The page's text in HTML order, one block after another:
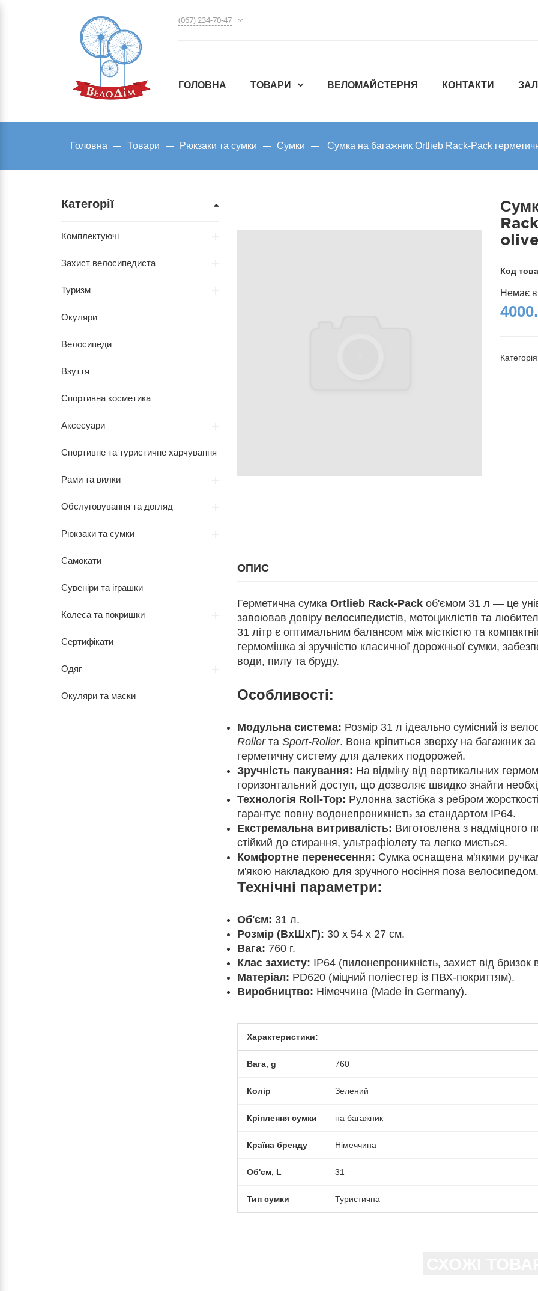
(067) 234-70-47
ГОЛОВНА ТОВАРИ ВЕЛОМАЙСТЕРНЯ КОНТАКТИ
Головна Товари Рюкзаки та сумки Сумки Сумка на багажник Ortlieb Rack-Pack
Код
Немає в
ОПИС
Герметична сумка Ortlieb Rack-Packоб'ємом 31 л — це
завоював довіру велосипедистів, мотоциклістів та
31 літр є оптимальним балансом між місткістю та
гермомішка зі зручністю класичної дорожньої сумки,
води, пилу та бруду.
Особливості:
Модульна система: Розмір 31 л ідеально сумісний із
Rollerта Sport-Roller. Вона кріпиться зверху на багажник
герметичну систему для далеких подорожей.
Зручність пакування: На відміну від вертикальних
горизонтальний доступ, що дозволяє швидко знайти
Технологія Roll-Top: Рулонна застібка з ребром
гарантує повну водонепроникність за стандартом IP64.
Екстремальна витривалість: Виготовлена з надміцного
стійкий до стирання, ультрафіолету та легко миється.
Комфортне перенесення: Сумка оснащена м'якими
м'якою накладкою для зручного носіння поза велосипедом.
Технічні параметри:
Об'єм: 31 л.
Розмір (ВхШхГ): 30 х 54 х 27 см.
Вага: 760 г.
Клас захисту: IP64 (пилонепроникність, захист від
Матеріал: PD620 (міцний поліестер із ПВХ-покриттям).
Виробництво: Німеччина (Made in Germany).
Характеристики:
Вага, g 760
Колір Зелений
Кріплення сумки на багажник
Країна бренду Німеччина
Об'єм, L 31
Тип сумки Туристична
Категорії
Комплектуючі
Захист велосипедиста
Туризм
Окуляри
Велосипеди
Взуття
Спортивна косметика
Аксесуари
Спортивне та туристичне харчування
Рами та вилки
Обслуговування та догляд
Рюкзаки та сумки
Самокати
Сувеніри та іграшки
Колеса та покришки
Сертифікати
Одяг
Окуляри та маски